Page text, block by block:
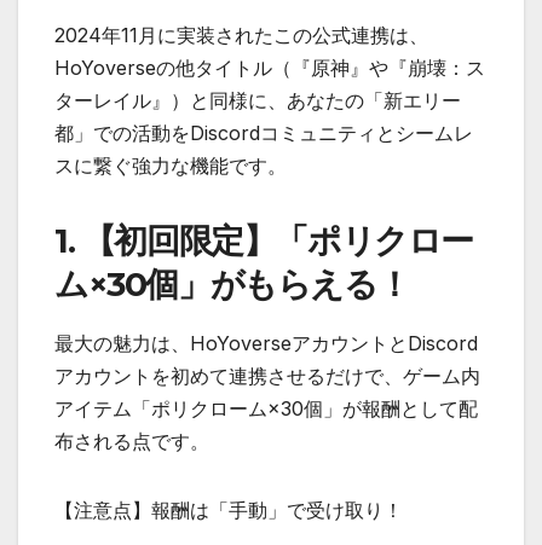
2024年11月に実装されたこの公式連携は、
HoYoverseの他タイトル（『原神』や『崩壊：ス
ターレイル』）と同様に、あなたの「新エリー
都」での活動をDiscordコミュニティとシームレ
スに繋ぐ強力な機能です。
1. 【初回限定】「ポリクロー
ム×30個」がもらえる！
最大の魅力は、HoYoverseアカウントとDiscord
アカウントを初めて連携させるだけで、ゲーム内
アイテム「ポリクローム×30個」が報酬として配
布される点です。
【注意点】報酬は「手動」で受け取り！